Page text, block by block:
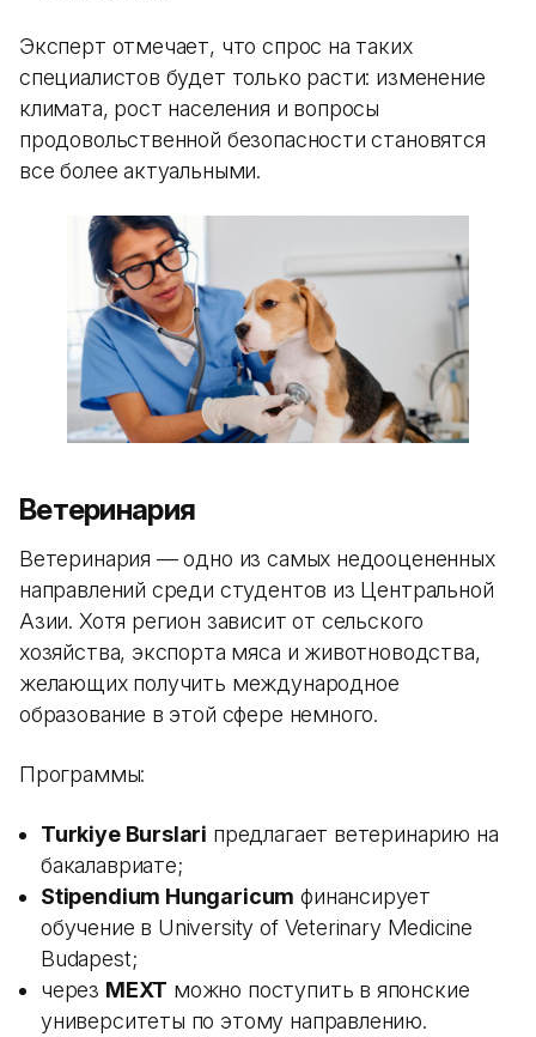
Эксперт отмечает, что спрос на таких
специалистов будет только расти: изменение
климата, рост населения и вопросы
продовольственной безопасности становятся
все более актуальными.
Ветеринария
Ветеринария — одно из самых недооцененных
направлений среди студентов из Центральной
Азии. Хотя регион зависит от сельского
хозяйства, экспорта мяса и животноводства,
желающих получить международное
образование в этой сфере немного.
Программы:
Turkiye Burslari предлагает ветеринарию на
бакалавриате;
Stipendium Hungaricum финансирует
обучение в University of Veterinary Medicine
Budapest;
через MEXT можно поступить в японские
университеты по этому направлению.